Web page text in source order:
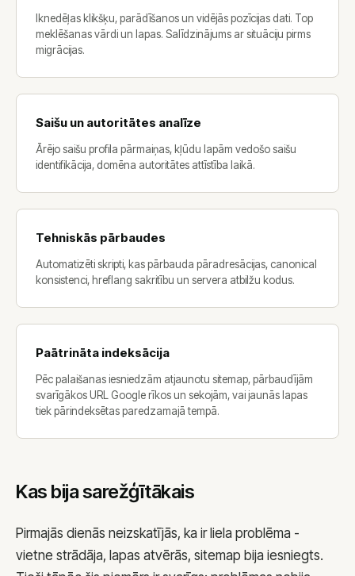
Iknedēļas klikšķu, parādīšanos un vidējās pozīcijas dati. Top
meklēšanas vārdi un lapas. Salīdzinājums ar situāciju pirms
migrācijas.
Saišu un autoritātes analīze
Ārējo saišu profila pārmaiņas, kļūdu lapām vedošo saišu
identifikācija, domēna autoritātes attīstība laikā.
Tehniskās pārbaudes
Automatizēti skripti, kas pārbauda pāradresācijas, canonical
konsistenci, hreflang sakritību un servera atbilžu kodus.
Paātrināta indeksācija
Pēc palaišanas iesniedzām atjaunotu sitemap, pārbaudījām
svarīgākos URL Google rīkos un sekojām, vai jaunās lapas
tiek pārindeksētas paredzamajā tempā.
Kas bija sarežģītākais
Pirmajās dienās neizskatījās, ka ir liela problēma -
vietne strādāja, lapas atvērās, sitemap bija iesniegts.